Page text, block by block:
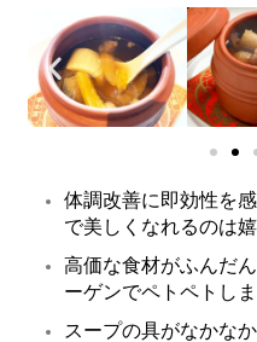
体調改善に即効性を
で美しくなれるのは嬉
高価な食材がふんだ
ーゲンでペトペトしま
スープの具がなかな